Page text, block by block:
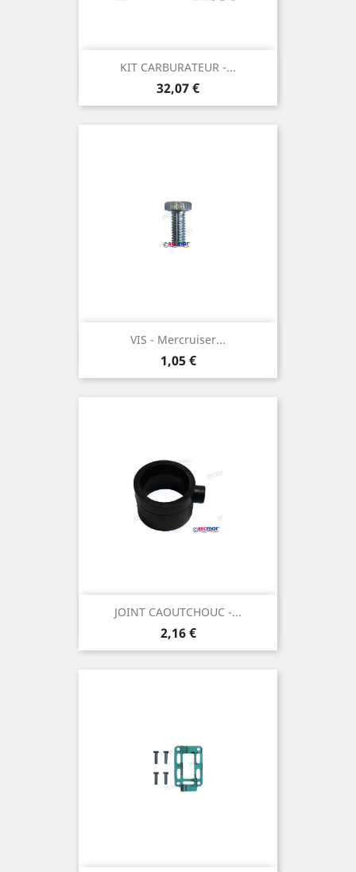
KIT CARBURATEUR -...
Prix
32,07 €
VIS - Mercruiser...
Prix
1,05 €
JOINT CAOUTCHOUC -...
Prix
2,16 €